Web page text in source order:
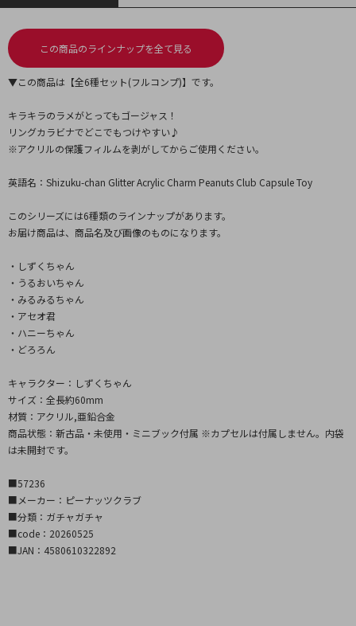
この商品のラインナップを全て見る
▼この商品は【全6種セット(フルコンプ)】です。
キラキラのラメがとってもゴージャス！
リングカラビナでどこでもつけやすい♪
※アクリルの保護フィルムを剥がしてからご使用ください。
英語名：Shizuku-chan Glitter Acrylic Charm Peanuts Club Capsule Toy
このシリーズには6種類のラインナップがあります。
お届け商品は、商品名及び画像のものになります。
・しずくちゃん
・うるおいちゃん
・みるみるちゃん
・アセオ君
・ハニーちゃん
・どろろん
キャラクター：しずくちゃん
サイズ：全長約60mm
材質：アクリル,亜鉛合金
商品状態：新古品・未使用・ミニブック付属 ※カプセルは付属しません。内袋
は未開封です。
■57236
■メーカー：ピーナッツクラブ
■分類：ガチャガチャ
■code：20260525
■JAN：4580610322892